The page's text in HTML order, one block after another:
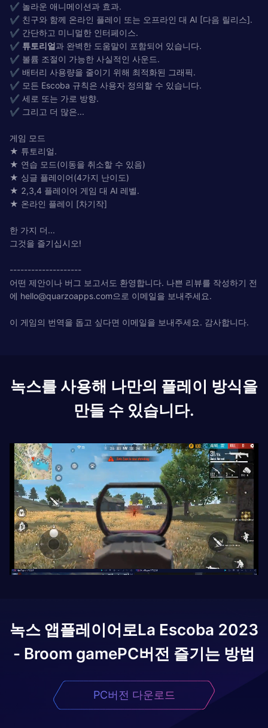
✔ 놀라운 애니메이션과 효과.
✔ 친구와 함께 온라인 플레이 또는 오프라인 대 AI [다음 릴리스].
✔ 간단하고 미니멀한 인터페이스.
✔ 튜토리얼과 완벽한 도움말이 포함되어 있습니다.
✔ 볼륨 조절이 가능한 사실적인 사운드.
✔ 배터리 사용량을 줄이기 위해 최적화된 그래픽.
✔ 모든 Escoba 규칙은 사용자 정의할 수 있습니다.
✔ 세로 또는 가로 방향.
✔ 그리고 더 많은...
게임 모드
★ 튜토리얼.
★ 연습 모드(이동을 취소할 수 있음)
★ 싱글 플레이어(4가지 난이도)
★ 2,3,4 플레이어 게임 대 AI 레벨.
★ 온라인 플레이 [차기작]
한 가지 더...
그것을 즐기십시오!
--------------------
어떤 제안이나 버그 보고서도 환영합니다. 나쁜 리뷰를 작성하기 전
에 hello@quarzoapps.com으로 이메일을 보내주세요.
이 게임의 번역을 돕고 싶다면 이메일을 보내주세요. 감사합니다.
녹스를 사용해 나만의 플레이 방식을
만들 수 있습니다.
녹스 앱플레이어로La Escoba 2023
- Broom gamePC버전 즐기는 방법
PC버전 다운로드